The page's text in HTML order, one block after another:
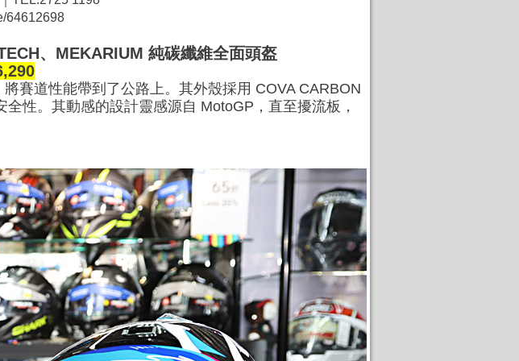
64612698
、MEKARIUM 純碳纖維全面頭盔
賽道性能帶到了公路上。其外殼採用 COVA CARBON
性。其動感的設計靈感源自 MotoGP，直至擾流板，